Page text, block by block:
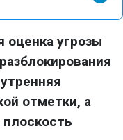
оценка угрозы
отметки, а